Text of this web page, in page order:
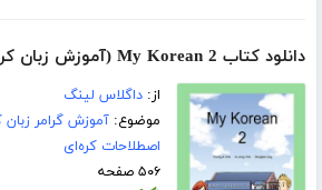
دانلود کتاب My Korean 2 (آموزش زبان کره‌ای 2)
از:داگلاس لینگ
موضوع:آموزش گرامر زبان
اصطلاحات کره‌ای
۵۰۶ صفحه